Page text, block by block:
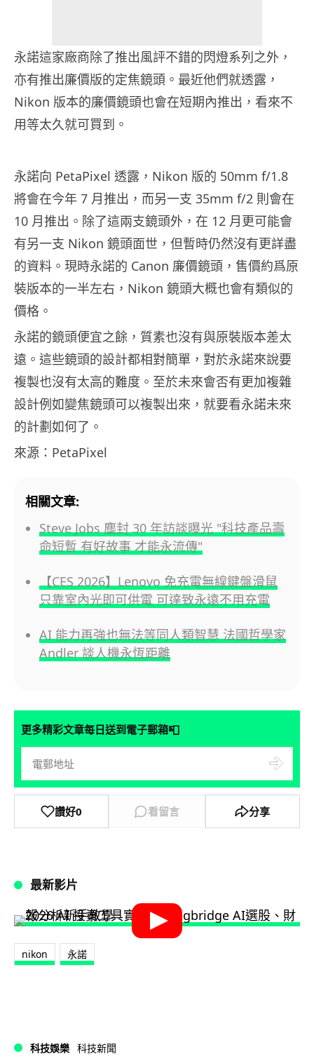
永諾這家廠商除了推出風評不錯的閃燈系列之外，
亦有推出廉價版的定焦鏡頭。最近他們就透露，
Nikon 版本的廉價鏡頭也會在短期內推出，看來不
用等太久就可買到。
永諾向 PetaPixel 透露，Nikon 版的 50mm f/1.8
將會在今年 7 月推出，而另一支 35mm f/2 則會在
10 月推出。除了這兩支鏡頭外，在 12 月更可能會
有另一支 Nikon 鏡頭面世，但暫時仍然沒有更詳盡
的資料。現時永諾的 Canon 廉價鏡頭，售價約爲原
裝版本的一半左右，Nikon 鏡頭大概也會有類似的
價格。
永諾的鏡頭便宜之餘，質素也沒有與原裝版本差太
遠。這些鏡頭的設計都相對簡單，對於永諾來說要
複製也沒有太高的難度。至於未來會否有更加複雜
設計例如變焦鏡頭可以複製出來，就要看永諾未來
的計劃如何了。
來源：PetaPixel
相關文章:
Steve Jobs 塵封 30 年訪談曝光 "科技產品壽
命短暫 有好故事 才能永流傳"
【CES 2026】Lenovo 免充電無線鍵盤滑鼠
只靠室內光即可供電 可達致永遠不用充電
AI 能力再強也無法等同人類智慧 法國哲學家
Andler 談人機永恆距離
更多精彩文章每日送到電子郵箱📮
讚好0 看留言 分享
最新影片
nikon 永諾
科技娛樂 科技新聞